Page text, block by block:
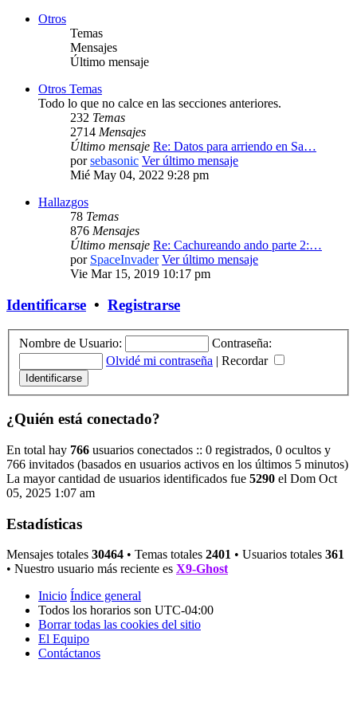
Otros
Temas
Mensajes
Último mensaje
Otros Temas
Todo lo que no calce en las secciones anteriores.
232 Temas
2714 Mensajes
Último mensaje Re: Datos para arriendo en Sa…
porsebasonic Ver último mensaje
Mié May 04, 2022 9:28 pm
Hallazgos
78 Temas
876 Mensajes
Último mensaje Re: Cachureando ando parte 2:…
por SpaceInvader Ver último mensaje
Vie Mar 15, 2019 10:17 pm
Identificarse • Registrarse
Nombre de Usuario:
Contraseña:
Olvidé mi contraseña | Recordar
¿Quién está conectado?
En total hay 766 usuarios conectados :: 0 registrados, 0 ocultos y
766 invitados (basados en usuarios activos en los últimos 5 minutos)
La mayor cantidad de usuarios identificados fue 5290 el Dom Oct
05, 2025 1:07 am
Estadísticas
Mensajes totales 30464 • Temas totales 2401 • Usuarios totales 361
• Nuestro usuario más reciente es X9-Ghost
Inicio Índice general
Todos los horarios son UTC-04:00
Borrar todas las cookies del sitio
El Equipo
Contáctanos